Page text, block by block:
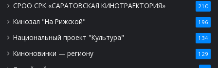
СРОО СРК «САРАТОВСКАЯ КИНОТРАЕКТОРИЯ» 210
Кинозал "На Рижской" 196
Национальный проект "Культура" 134
Киноновинки — региону 129